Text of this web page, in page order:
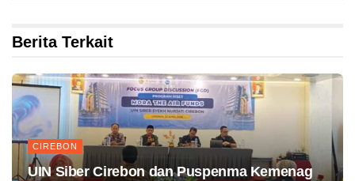
Berita Terkait
CIREBON
UIN Siber Cirebon dan Puspenma Kemenag